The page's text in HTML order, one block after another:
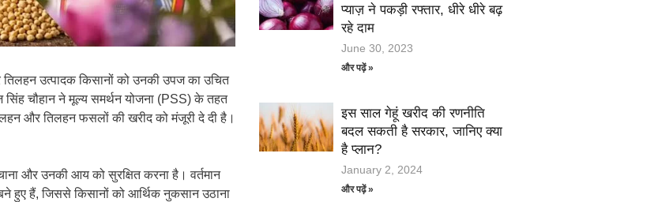
उत्पादक किसानों को उनकी उपज का उचित
सिंह चौहान ने मूल्य समर्थन योजना (PSS) के तहत
और तिलहन फसलों की खरीद को मंजूरी दे दी है।
और उनकी आय को सुरक्षित करना है। वर्तमान
हैं, जिससे किसानों को आर्थिक नुकसान उठाना
प्याज़ ने पकड़ी रफ्तार, धीरे धीरे बढ़
रहे दाम
June 30, 2023
और पढ़ें »
इस साल गेहूं खरीद की रणनीति
बदल सकती है सरकार, जानिए क्या
है प्लान?
January 2, 2024
और पढ़ें »